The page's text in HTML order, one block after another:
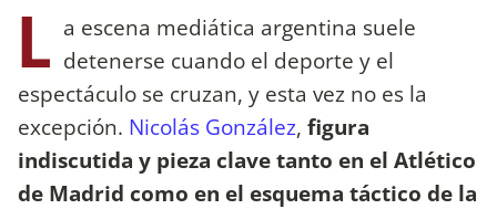
L a escena mediática argentina suele
detenerse cuando el deporte y el
espectáculo se cruzan, y esta vez no es la
excepción. Nicolás González, figura
indiscutida y pieza clave tanto en el Atlético
de Madrid como en el esquema táctico de la